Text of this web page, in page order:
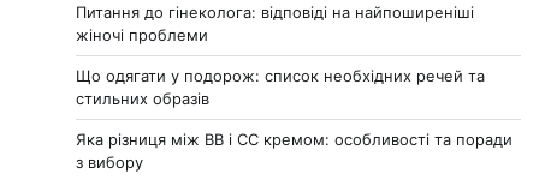
Питання до гінеколога: відповіді на найпоширеніші
жіночі проблеми
Що одягати у подорож: список необхідних речей та
стильних образів
Яка різниця між BB і CC кремом: особливості та поради
з вибору